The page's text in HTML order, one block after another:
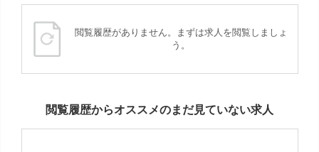
閲覧履歴がありません。まずは求人を閲覧しましょ
う。
閲覧履歴からオススメのまだ見ていない求人